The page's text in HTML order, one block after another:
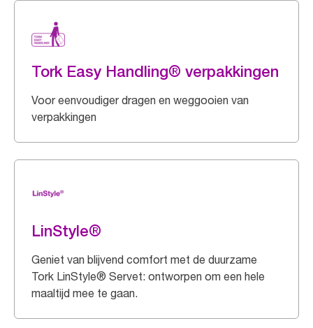
Tork Easy Handling® verpakkingen
Voor eenvoudiger dragen en weggooien van
verpakkingen
LinStyle®
Geniet van blijvend comfort met de duurzame
Tork LinStyle® Servet: ontworpen om een hele
maaltijd mee te gaan.